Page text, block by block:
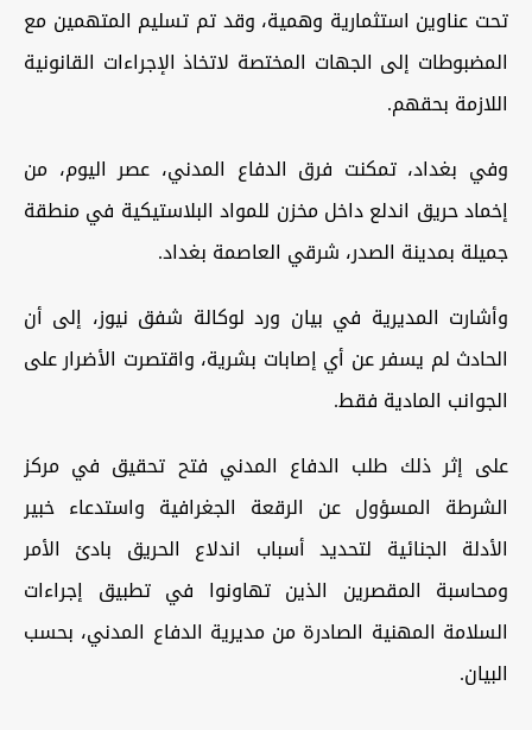
تحت عناوين استثمارية وهمية، وقد تم تسليم المتهمين مع
المضبوطات إلى الجهات المختصة لاتخاذ الإجراءات القانونية
اللازمة بحقهم.
وفي بغداد، تمكنت فرق الدفاع المدني، عصر اليوم، من
إخماد حريق اندلع داخل مخزن للمواد البلاستيكية في منطقة
جميلة بمدينة الصدر، شرقي العاصمة بغداد.
وأشارت المديرية في بيان ورد لوكالة شفق نيوز، إلى أن
الحادث لم يسفر عن أي إصابات بشرية، واقتصرت الأضرار على
الجوانب المادية فقط.
على إثر ذلك طلب الدفاع المدني فتح تحقيق في مركز
الشرطة المسؤول عن الرقعة الجغرافية واستدعاء خبير
الأدلة الجنائية لتحديد أسباب اندلاع الحريق بادئ الأمر
ومحاسبة المقصرين الذين تهاونوا في تطبيق إجراءات
السلامة المهنية الصادرة من مديرية الدفاع المدني، بحسب
البيان.